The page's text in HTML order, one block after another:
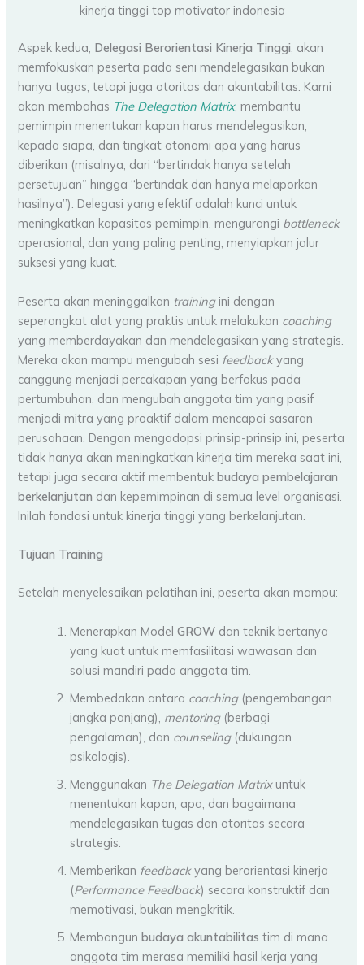
kinerja tinggi top motivator indonesia
Aspek kedua, Delegasi Berorientasi Kinerja Tinggi, akan
memfokuskan peserta pada seni mendelegasikan bukan
hanya tugas, tetapi juga otoritas dan akuntabilitas. Kami
akan membahas The Delegation Matrix, membantu
pemimpin menentukan kapan harus mendelegasikan,
kepada siapa, dan tingkat otonomi apa yang harus
diberikan (misalnya, dari “bertindak hanya setelah
persetujuan” hingga “bertindak dan hanya melaporkan
hasilnya”). Delegasi yang efektif adalah kunci untuk
meningkatkan kapasitas pemimpin, mengurangi bottleneck
operasional, dan yang paling penting, menyiapkan jalur
suksesi yang kuat.
Peserta akan meninggalkan trainingini dengan
seperangkat alat yang praktis untuk melakukan coaching
yang memberdayakan dan mendelegasikan yang strategis.
Mereka akan mampu mengubah sesi feedbackyang
canggung menjadi percakapan yang berfokus pada
pertumbuhan, dan mengubah anggota tim yang pasif
menjadi mitra yang proaktif dalam mencapai sasaran
perusahaan. Dengan mengadopsi prinsip-prinsip ini, peserta
tidak hanya akan meningkatkan kinerja tim mereka saat ini,
tetapi juga secara aktif membentukbudaya pembelajaran
berkelanjutan dan kepemimpinan di semua level organisasi.
Inilah fondasi untuk kinerja tinggi yang berkelanjutan.
Tujuan Training
Setelah menyelesaikan pelatihan ini, peserta akan mampu:
Menerapkan ModelGROW dan teknik bertanya
yang kuat untuk memfasilitasi wawasan dan
solusi mandiri pada anggota tim.
Membedakan antara coaching(pengembangan
jangka panjang), mentoring(berbagi
pengalaman), dan counseling(dukungan
psikologis).
Menggunakan The Delegation Matrixuntuk
menentukan kapan, apa, dan bagaimana
mendelegasikan tugas dan otoritas secara
strategis.
Memberikan feedbackyang berorientasi kinerja
(Performance Feedback) secara konstruktif dan
memotivasi, bukan mengkritik.
Membangunbudaya akuntabilitas tim di mana
anggota tim merasa memiliki hasil kerja yang